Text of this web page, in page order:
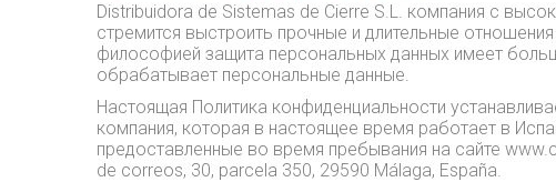
Distribuidora de Sistemas de Cierre S.L. компания с
стремится выстроить прочные и длительные
философией защита персональных данных имеет
обрабатывает персональные данные.
Настоящая Политика конфиденциальности
компания, которая в настоящее время работает в
предоставленные во время пребывания на сайте
de correos, 30, parcela 350, 29590 Málaga, España.